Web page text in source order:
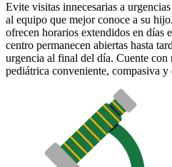
Evite visitas innecesarias a
al equipo que mejor conoce a su
ofrecen horarios extendidos en días
centro permanecen abiertas hasta
urgencia al final del día. Cuente con
pediátrica conveniente, compasiva y